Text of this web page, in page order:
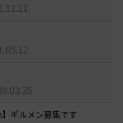
ギルメン募集です